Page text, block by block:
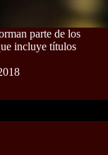
parte de los
incluye títulos